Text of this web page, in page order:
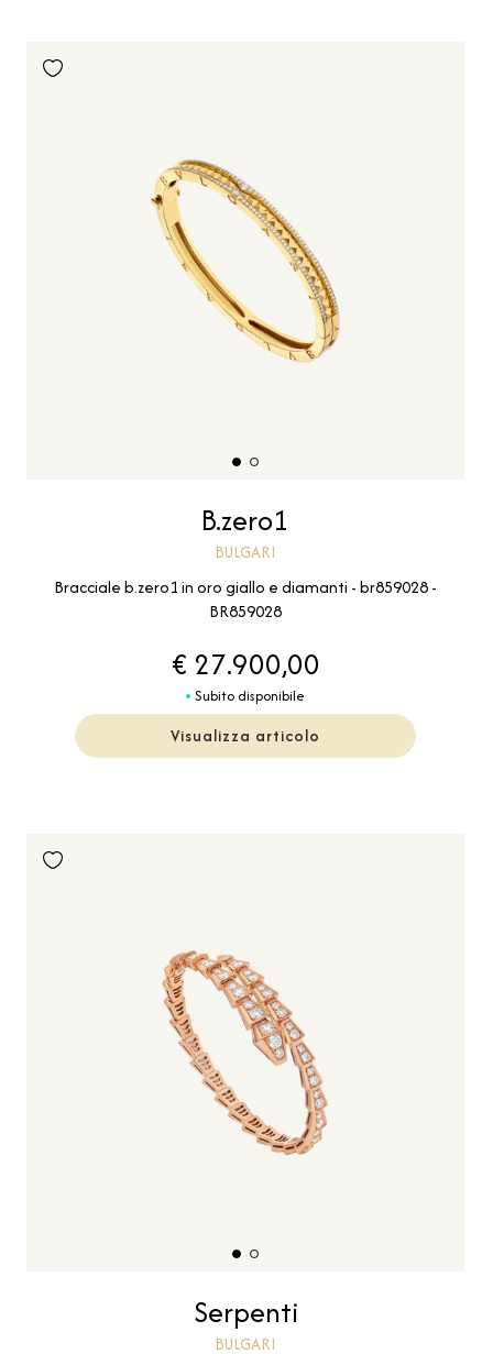
B.zero1
BULGARI
Bracciale b.zero1 in oro giallo e diamanti - br859028 -
BR859028
€ 27.900,00
Subito disponibile
Visualizza articolo
Serpenti
BULGARI